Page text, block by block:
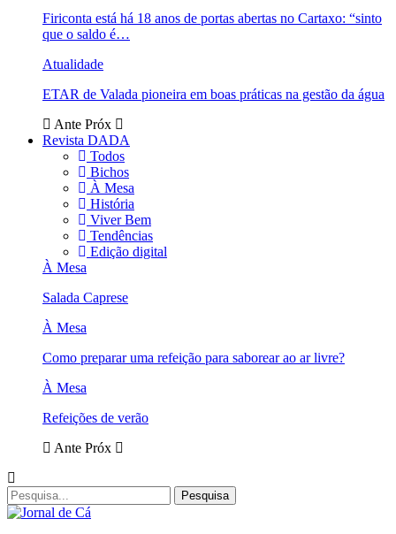
Firiconta está há 18 anos de portas abertas no Cartaxo: “sinto
que o saldo é…
Atualidade
ETAR de Valada pioneira em boas práticas na gestão da água
Ante Próx
Revista DADA
Todos
Bichos
À Mesa
História
Viver Bem
Tendências
Edição digital
À Mesa
Salada Caprese
À Mesa
Como preparar uma refeição para saborear ao ar livre?
À Mesa
Refeições de verão
Ante Próx